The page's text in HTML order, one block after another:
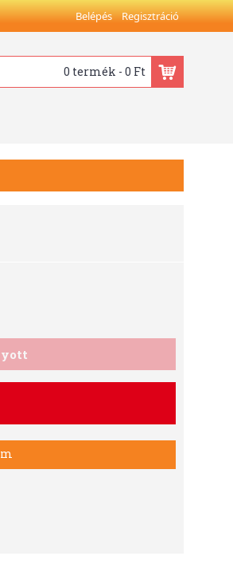
Belépés Regisztráció
0 termék - 0 Ft